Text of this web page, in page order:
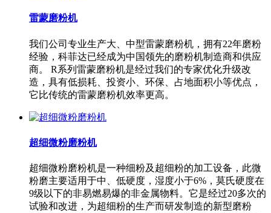
雷蒙磨粉机
我们公司专业生产大、中型雷蒙磨粉机，拥有22年磨粉
经验，科菲达已经成为中国领先的磨粉机制造商和供应
商。 R系列雷蒙磨粉机是经过我们的专家优化升级改
造，具有低损耗、投资小、环保、占地面积小等优点，
它比传统的雷蒙磨粉机效率更高。
超细微粉磨粉机
超细微粉磨粉机是一种细粉及超细粉的加工设备，此微
粉磨主要适用于中、低硬度，湿度小于6%，莫氏硬度在
9级以下的非易燃易爆的非金属物料。它是经过20多次的
试验和改进，为超细粉的生产而研发制造的新型磨粉